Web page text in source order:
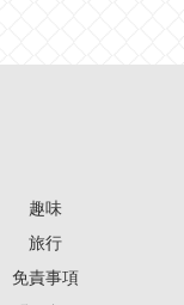
趣味
旅行
免責事項